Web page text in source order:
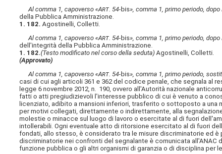
Al comma 1, capoverso «Art . 54-bis», comma 1, primo periodo, dopo
della Pubblica Amministrazione.
1. 182. Agostinelli, Colletti.
Al comma 1, capoverso «Art. 54-bis», comma 1, primo periodo, dopo
dell'integrità della Pubblica Amministrazione.
1. 182.(Testo modificato nel corso della seduta)Agostinelli, Colletti.
(Approvato)
Al comma 1, capoverso «Art. 54-bis», comma 1, primo periodo,
casi di cui agli articoli 361 e 362 del codice penale, che segnala al
legge 6 novembre 2012, n. 190, ovvero all'Autorità nazionale
fatti o atti pregiudizievoli l'interesse pubblico di cui è venuto a
licenziato, adibito a mansioni inferiori, trasferito o sottoposto a
per motivi collegati, direttamente o indirettamente, alla
molestie o minacce sul luogo di lavoro o esercitate al di fuori
intollerabili. Ogni eventuale atto di ritorsione esercitato al di fuori
fondati, allo stesso, è considerato tra le misure discriminatorie ed
discriminatorie nei confronti del segnalante è comunicata all'ANAC
funzione pubblica o gli altri organismi di garanzia o di disciplina per